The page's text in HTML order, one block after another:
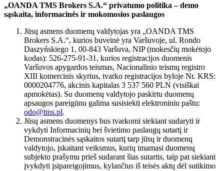
„OANDA TMS Brokers S.A.“ privatumo politika – demo
sąskaita, informacinės ir mokomosios paslaugos
Jūsų asmens duomenų valdytojas yra „OANDA TMS
Brokers S.A.“, kurios buveinė yra Varšuvoje, ul. Rondo
Daszyńskiego 1, 00-843 Varšuva, NIP (mokesčių mokėtojo
kodas): 526-275-91-31, kurios registracijos duomenis
Varšuvos apygardos teismas, Nacionalinio teismų registro
XIII komercinis skyrius, tvarko registracijos byloje Nr. KRS:
0000204776, akcinis kapitalas 3 537 560 PLN (visiškai
apmokėtas). Su duomenų valdytojo paskirtu duomenų
apsaugos pareigūnu galima susisiekti elektroniniu paštu:
odo@tms.pl.
Jūsų asmens duomenys bus tvarkomi siekiant sudaryti ir
vykdyti Informacinių bei švietimo paslaugų sutartį ir
Demonstracinės sąskaitos sutartį tarp jūsų ir duomenų
valdytojo, įskaitant veiksmus, kurių imamasi duomenų
subjekto prašymu prieš sudarant šias sutartis, taip pat siekiant
įvykdyti įsipareigojimus, kylančius iš teisės aktų dėl sutikimo